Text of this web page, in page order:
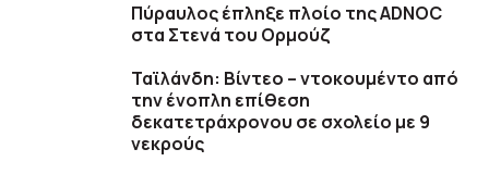
Πύραυλος έπληξε πλοίο της ADNOC
στα Στενά του Ορμούζ
Ταϊλάνδη: Βίντεο – ντοκουμέντο από
την ένοπλη επίθεση
δεκατετράχρονου σε σχολείο με 9
νεκρούς